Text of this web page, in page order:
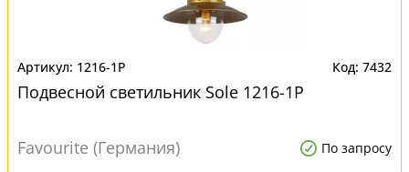
1216-1P 7432
Подвесной светильник Sole 1216-1P
Favourite (Германия) По запросу